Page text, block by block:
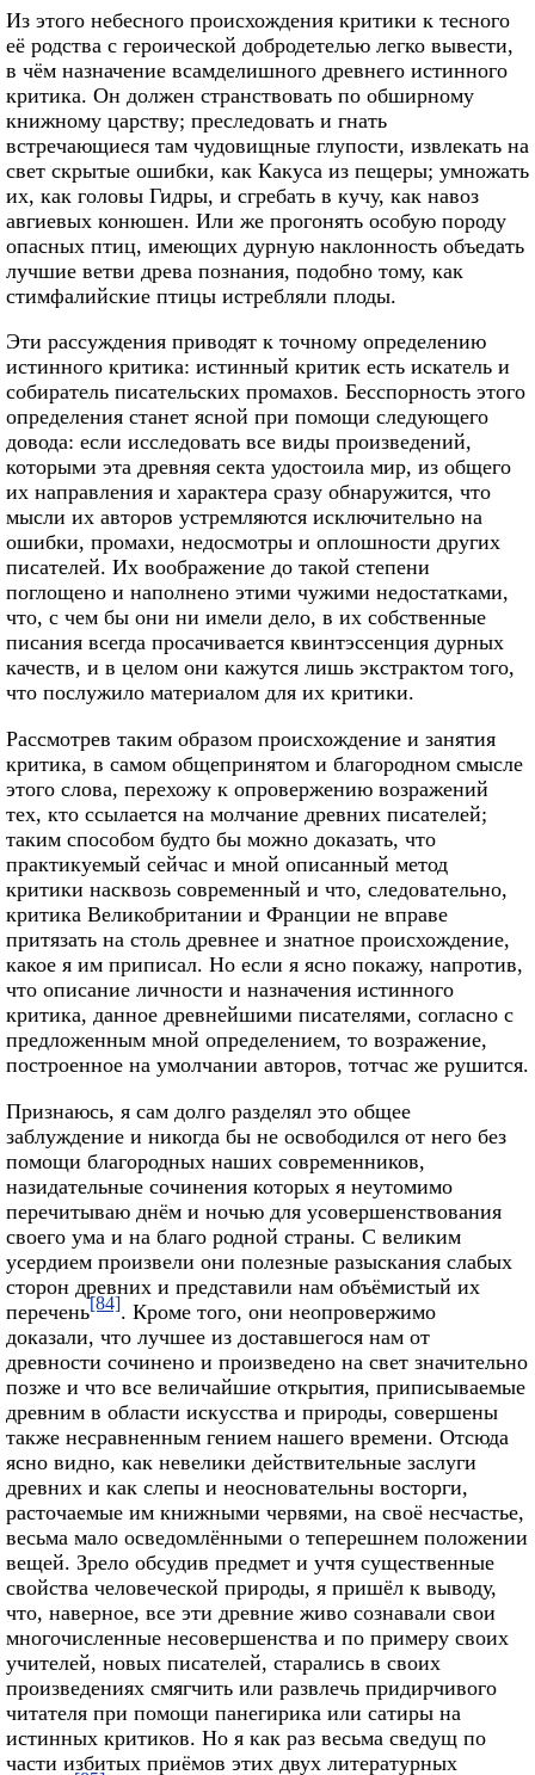
Из этого небесного происхождения критики к тесного
её родства с героической добродетелью легко вывести,
в чём назначение всамделишного древнего истинного
критика. Он должен странствовать по обширному
книжному царству; преследовать и гнать
встречающиеся там чудовищные глупости, извлекать на
свет скрытые ошибки, как Какуса из пещеры; умножать
их, как головы Гидры, и сгребать в кучу, как навоз
авгиевых конюшен. Или же прогонять особую породу
опасных птиц, имеющих дурную наклонность объедать
лучшие ветви древа познания, подобно тому, как
стимфалийские птицы истребляли плоды.
Эти рассуждения приводят к точному определению
истинного критика: истинный критик есть искатель и
собиратель писательских промахов. Бесспорность этого
определения станет ясной при помощи следующего
довода: если исследовать все виды произведений,
которыми эта древняя секта удостоила мир, из общего
их направления и характера сразу обнаружится, что
мысли их авторов устремляются исключительно на
ошибки, промахи, недосмотры и оплошности других
писателей. Их воображение до такой степени
поглощено и наполнено этими чужими недостатками,
что, с чем бы они ни имели дело, в их собственные
писания всегда просачивается квинтэссенция дурных
качеств, и в целом они кажутся лишь экстрактом того,
что послужило материалом для их критики.
Рассмотрев таким образом происхождение и занятия
критика, в самом общепринятом и благородном смысле
этого слова, перехожу к опровержению возражений
тех, кто ссылается на молчание древних писателей;
таким способом будто бы можно доказать, что
практикуемый сейчас и мной описанный метод
критики насквозь современный и что, следовательно,
критика Великобритании и Франции не вправе
притязать на столь древнее и знатное происхождение,
какое я им приписал. Но если я ясно покажу, напротив,
что описание личности и назначения истинного
критика, данное древнейшими писателями, согласно с
предложенным мной определением, то возражение,
построенное на умолчании авторов, тотчас же рушится.
Признаюсь, я сам долго разделял это общее
заблуждение и никогда бы не освободился от него без
помощи благородных наших современников,
назидательные сочинения которых я неутомимо
перечитываю днём и ночью для усовершенствования
своего ума и на благо родной страны. С великим
усердием произвели они полезные разыскания слабых
сторон древних и представили нам объёмистый их
перечень[84]. Кроме того, они неопровержимо
доказали, что лучшее из доставшегося нам от
древности сочинено и произведено на свет значительно
позже и что все величайшие открытия, приписываемые
древним в области искусства и природы, совершены
также несравненным гением нашего времени. Отсюда
ясно видно, как невелики действительные заслуги
древних и как слепы и неосновательны восторги,
расточаемые им книжными червями, на своё несчастье,
весьма мало осведомлёнными о теперешнем положении
вещей. Зрело обсудив предмет и учтя существенные
свойства человеческой природы, я пришёл к выводу,
что, наверное, все эти древние живо сознавали свои
многочисленные несовершенства и по примеру своих
учителей, новых писателей, старались в своих
произведениях смягчить или развлечь придирчивого
читателя при помощи панегирика или сатиры на
истинных критиков. Но я как раз весьма сведущ по
части избитых приёмов этих двух литературных